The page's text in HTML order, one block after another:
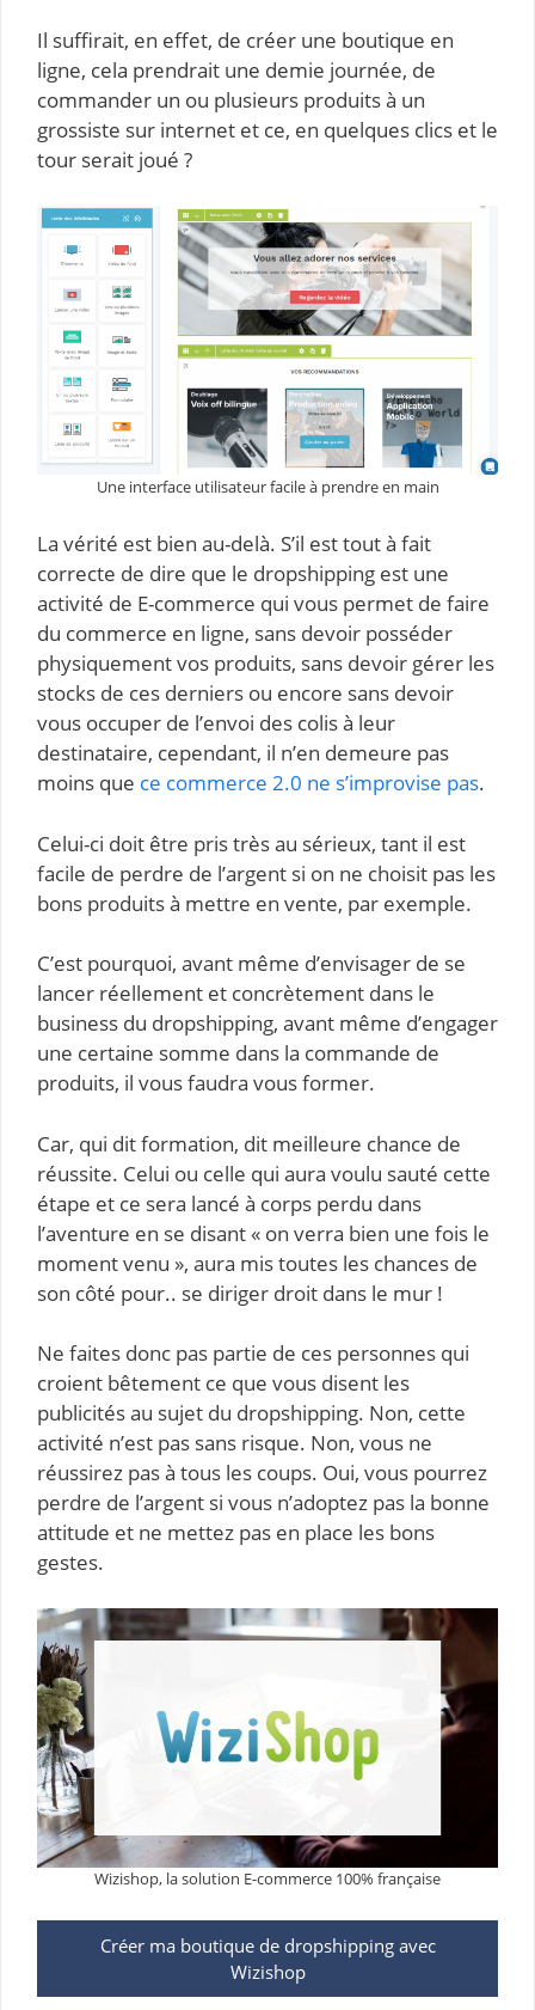
Il suffirait, en effet, de créer une boutique en
ligne, cela prendrait une demie journée, de
commander un ou plusieurs produits à un
grossiste sur internet et ce, en quelques clics et le
tour serait joué ?
Une interface utilisateur facile à prendre en main
La vérité est bien au-delà. S’il est tout à fait
correcte de dire que le dropshipping est une
activité de E-commerce qui vous permet de faire
du commerce en ligne, sans devoir posséder
physiquement vos produits, sans devoir gérer les
stocks de ces derniers ou encore sans devoir
vous occuper de l’envoi des colis à leur
destinataire, cependant, il n’en demeure pas
moins que ce commerce 2.0 ne s’improvise pas.
Celui-ci doit être pris très au sérieux, tant il est
facile de perdre de l’argent si on ne choisit pas les
bons produits à mettre en vente, par exemple.
C’est pourquoi, avant même d’envisager de se
lancer réellement et concrètement dans le
business du dropshipping, avant même d’engager
une certaine somme dans la commande de
produits, il vous faudra vous former.
Car, qui dit formation, dit meilleure chance de
réussite. Celui ou celle qui aura voulu sauté cette
étape et ce sera lancé à corps perdu dans
l’aventure en se disant « on verra bien une fois le
moment venu », aura mis toutes les chances de
son côté pour.. se diriger droit dans le mur !
Ne faites donc pas partie de ces personnes qui
croient bêtement ce que vous disent les
publicités au sujet du dropshipping. Non, cette
activité n’est pas sans risque. Non, vous ne
réussirez pas à tous les coups. Oui, vous pourrez
perdre de l’argent si vous n’adoptez pas la bonne
attitude et ne mettez pas en place les bons
gestes.
Wizishop, la solution E-commerce 100% française
Créer ma boutique de dropshipping avec
Wizishop